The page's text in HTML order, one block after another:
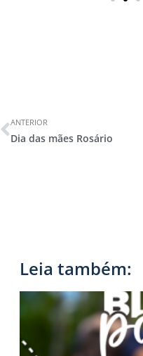
ANTERIOR
Dia das mães Rosário
Leia também: